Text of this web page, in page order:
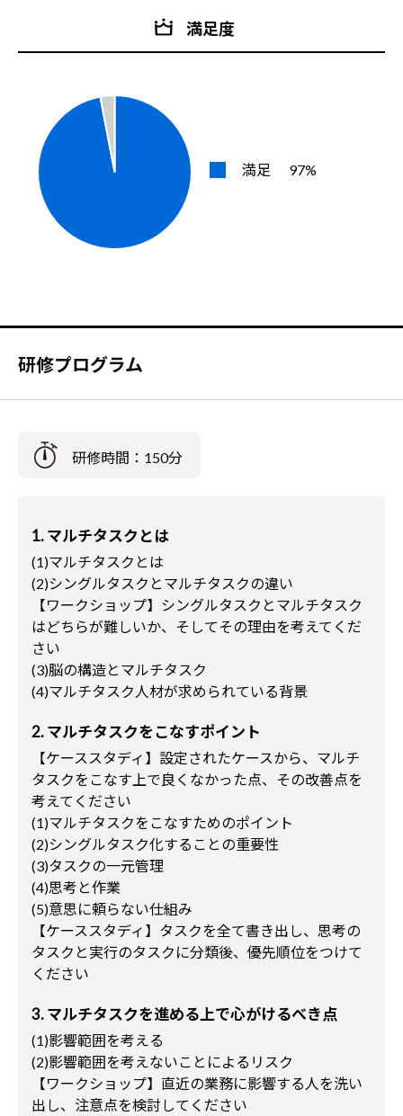
満足度
満足 97%
研修プログラム
研修時間：150分
1. マルチタスクとは
(1)マルチタスクとは
(2)シングルタスクとマルチタスクの違い
【ワークショップ】シングルタスクとマルチタスク
はどちらが難しいか、そしてその理由を考えてくだ
さい
(3)脳の構造とマルチタスク
(4)マルチタスク人材が求められている背景
2. マルチタスクをこなすポイント
【ケーススタディ】設定されたケースから、マルチ
タスクをこなす上で良くなかった点、その改善点を
考えてください
(1)マルチタスクをこなすためのポイント
(2)シングルタスク化することの重要性
(3)タスクの一元管理
(4)思考と作業
(5)意思に頼らない仕組み
【ケーススタディ】タスクを全て書き出し、思考の
タスクと実行のタスクに分類後、優先順位をつけて
ください
3. マルチタスクを進める上で心がけるべき点
(1)影響範囲を考える
(2)影響範囲を考えないことによるリスク
【ワークショップ】直近の業務に影響する人を洗い
出し、注意点を検討してください